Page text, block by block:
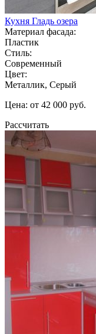
Кухня Гладь озера
Материал фасада:
Пластик
Стиль:
Современный
Цвет:
Металлик, Серый
Цена: от 42 000 руб.
Рассчитать